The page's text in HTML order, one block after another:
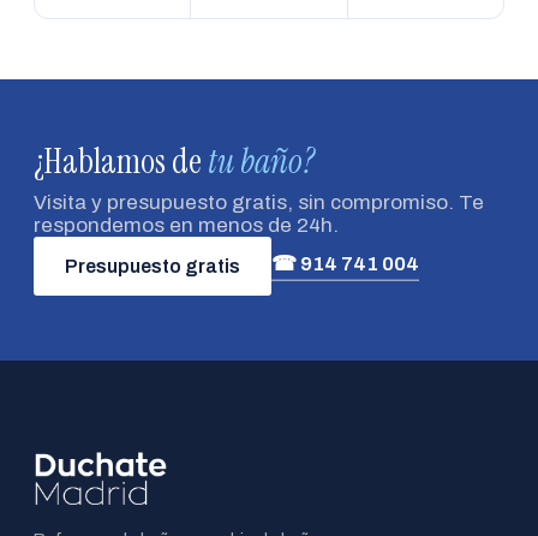
¿Hablamos detu baño?
Visita y presupuesto gratis, sin compromiso. Te
respondemos en menos de 24h.
Presupuesto gratis ☎ 914 741 004